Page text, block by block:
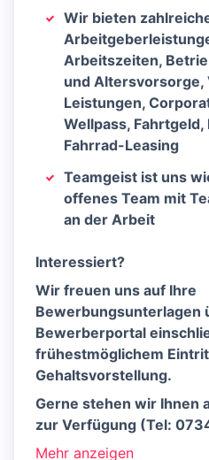
Wir bieten
Arbeitszeiten,
und Altersvorsorge,
Leistungen,
Wellpass,
Fahrrad-Leasing
Teamgeist ist uns
offenes Team mit
an der Arbeit
Interessiert?
Wir freuen uns auf Ihre
Bewerbungsunterlagen
Bewerberportal
frühestmöglichem
Gehaltsvorstellung.
Gerne stehen wir Ihnen
zur Verfügung (Tel:
Mehr anzeigen